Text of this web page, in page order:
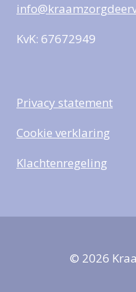
KvK: 67672949
Privacy statement
Cookie verklaring
Klachtenregeling
© 2026